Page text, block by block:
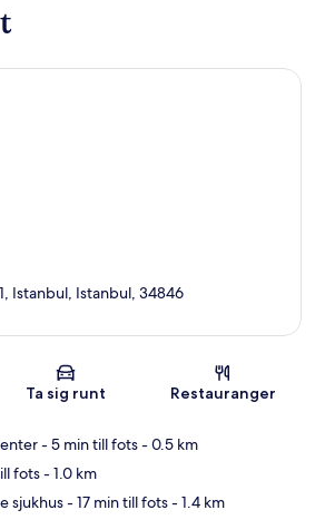
Karta
Istanbul, Istanbul, 34846
Ta sig runt Restauranger
- 5 min till fots- 0.5 km
fots- 1.0 km
sjukhus- 17 min till fots- 1.4 km